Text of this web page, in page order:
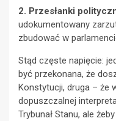
2. Przesłanki
udokumentowany
zbudować w
Stąd częste napięcie:
być przekonana, że
Konstytucji, druga – że
dopuszczalnej
Trybunał Stanu, ale